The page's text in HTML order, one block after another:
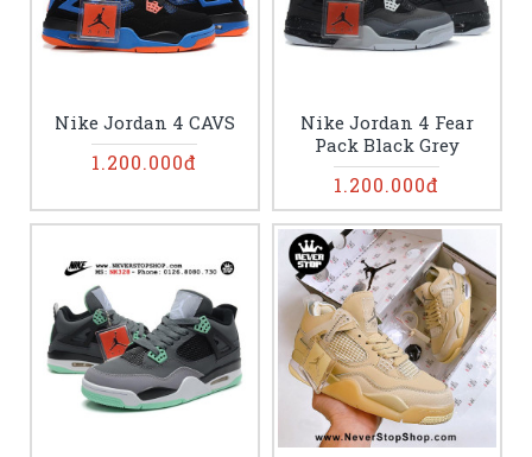
Nike Jordan 4 CAVS
1.200.000đ
Nike Jordan 4 Fear
Pack Black Grey
1.200.000đ